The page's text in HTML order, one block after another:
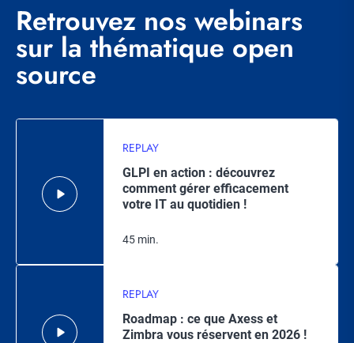
Retrouvez nos webinars
sur la thématique open
source
REPLAY
GLPI en action : découvrez
comment gérer efficacement
votre IT au quotidien !
45 min.
REPLAY
Roadmap : ce que Axess et
Zimbra vous réservent en 2026 !